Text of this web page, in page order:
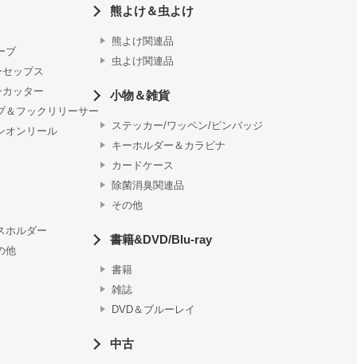
ブ
ップス
ッター
＆フックリリーサー
オンリール
ホルダー
他
熊よけ＆虫よけ
熊よけ関連品
虫よけ関連品
小物＆雑貨
ステッカー/ワッペン/ピンバッジ
キーホルダー＆カラビナ
カードケース
除菌消臭関連品
その他
書籍&DVD/Blu-ray
書籍
雑誌
DVD＆ブルーレイ
中古